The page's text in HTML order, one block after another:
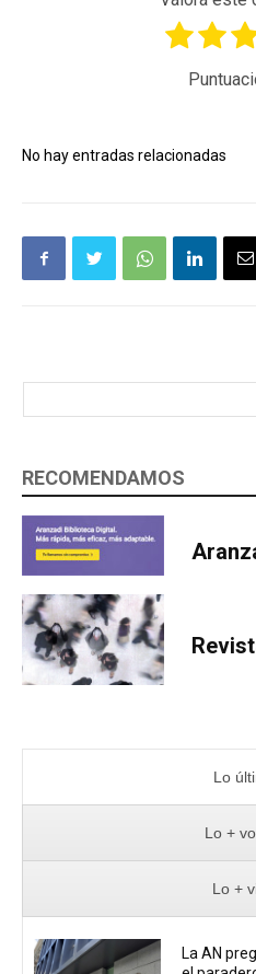
No hay entradas relacionadas
RECOMENDAMOS
Lo
Lo +
Lo +
La AN